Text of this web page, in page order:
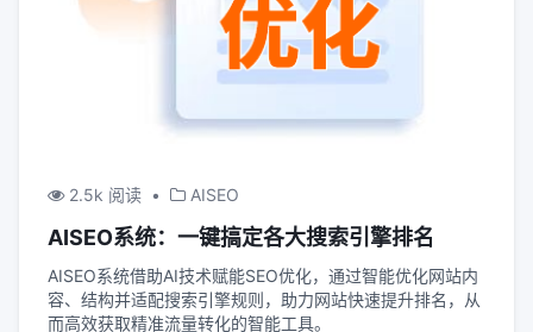
2.5k 阅读 • AISEO
AISEO系统：一键搞定各大搜索引擎排名
AISEO系统借助AI技术赋能SEO优化，通过智能优化网站内
容、结构并适配搜索引擎规则，助力网站快速提升排名，从
而高效获取精准流量转化的智能工具。